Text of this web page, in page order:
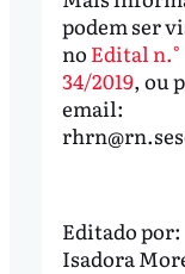
podem ser
no Edital n.°
34/2019, ou
email:
Editado por:
Isadora